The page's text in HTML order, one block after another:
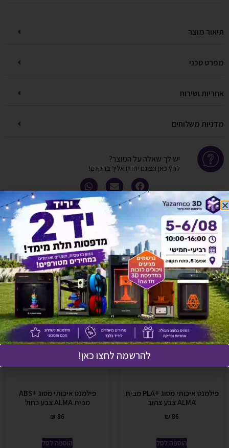
תיאור מוצר
מפרט טכני
אחריות ושירות
מדניות משלוחים
יש לך שאלה על המוצר?
לחץ כאן ונציגנו יחזרו אליך בהקדם!
אולי יעניין אותך גם
פילמנט איכותי מסוג +PLA מבית
ALMA צבע צהוב
₪ 86
הוספה לסל
פילמנט איכותי מסוג +ABS
מבית ALMA צבע כחול
₪ 86
הוספה לסל
להרשמה לחצו כאן!